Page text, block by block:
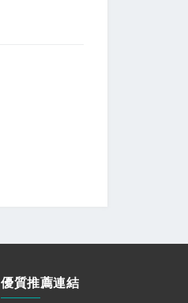
優質推薦連結